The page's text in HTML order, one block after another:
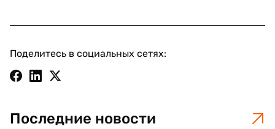
Поделитесь в социальных сетях:
Последние новости